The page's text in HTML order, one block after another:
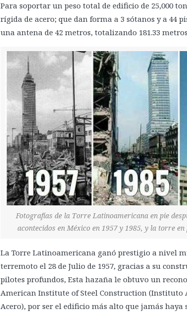
Para soportar un peso total de edificio de 25,000
rígida de acero; que dan forma a 3 sótanos y a 44
una antena de 42 metros, totalizando 181.33
Fotografías de la Torre Latinoamericana en pie
acontecidos en México en 1957 y 1985, y la torre en
La Torre Latinoamericana ganó prestigio a nivel
terremoto el 28 de Julio de 1957, gracias a su
pilotes profundos, Esta hazaña le obtuvo un
American Institute of Steel Construction (Instituto
Acero), por ser el edificio más alto que jamás